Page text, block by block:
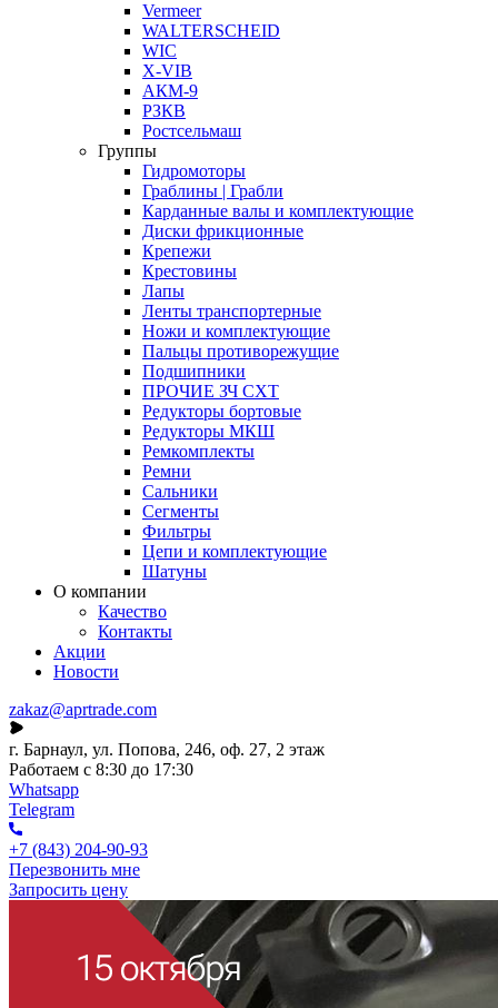
Vermeer
WALTERSCHEID
WIC
X-VIB
АКМ-9
РЗКВ
Ростсельмаш
Группы
Гидромоторы
Граблины | Грабли
Карданные валы и комплектующие
Диски фрикционные
Крепежи
Крестовины
Лапы
Ленты транспортерные
Ножи и комплектующие
Пальцы противорежущие
Подшипники
ПРОЧИЕ ЗЧ СХТ
Редукторы бортовые
Редукторы МКШ
Ремкомплекты
Ремни
Сальники
Сегменты
Фильтры
Цепи и комплектующие
Шатуны
О компании
Качество
Контакты
Акции
Новости
zakaz@aprtrade.com
г. Барнаул, ул. Попова, 246, оф. 27, 2 этаж
Работаем с 8:30 до 17:30
Whatsapp
Telegram
+7 (843) 204-90-93
Перезвонить мне
Запросить цену